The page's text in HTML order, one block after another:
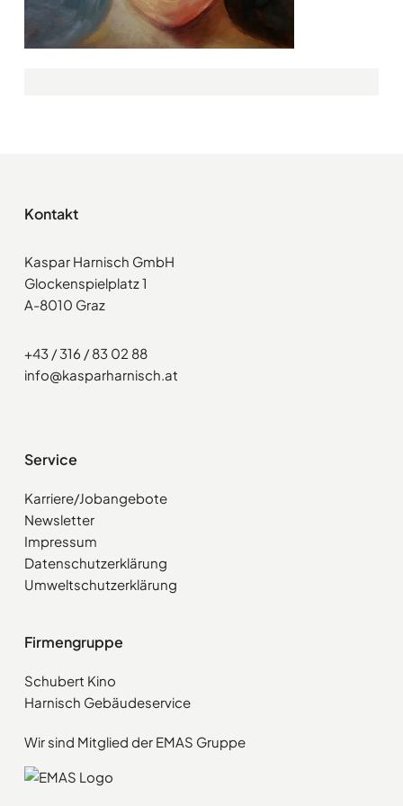
Kontakt
Kaspar Harnisch GmbH
Glockenspielplatz 1
A-8010 Graz
+43 / 316 / 83 02 88
info@kasparharnisch.at
Service
Karriere/Jobangebote
Newsletter
Impressum
Datenschutzerklärung
Umweltschutzerklärung
Firmengruppe
Schubert Kino
Harnisch Gebäudeservice
Wir sind Mitglied der EMAS Gruppe